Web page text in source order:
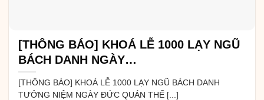
[THÔNG BÁO] KHOÁ LỄ 1000 LẠY NGŨ
BÁCH DANH NGÀY…
[THÔNG BÁO] KHOÁ LỄ 1000 LẠY NGŨ BÁCH DANH
TƯỞNG NIỆM NGÀY ĐỨC QUÁN THẾ [...]